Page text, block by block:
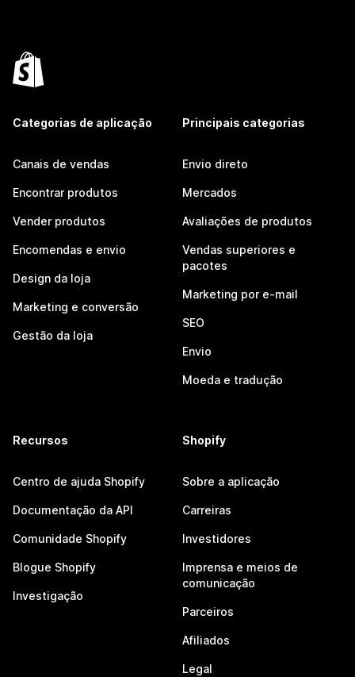
Categorias de aplicação
Canais de vendas
Encontrar produtos
Vender produtos
Encomendas e envio
Design da loja
Marketing e conversão
Gestão da loja
Principais categorias
Envio direto
Mercados
Avaliações de produtos
Vendas superiores e
pacotes
Marketing por e-mail
SEO
Envio
Moeda e tradução
Recursos
Centro de ajuda Shopify
Documentação da API
Comunidade Shopify
Blogue Shopify
Investigação
Shopify
Sobre a aplicação
Carreiras
Investidores
Imprensa e meios de
comunicação
Parceiros
Afiliados
Legal